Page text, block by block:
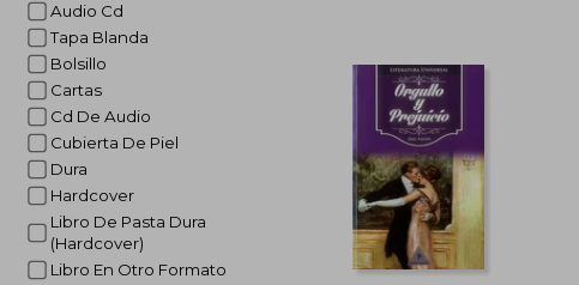
Audio Cd
Tapa Blanda
Bolsillo
Cartas
Cd De Audio
Cubierta De Piel
Dura
Hardcover
Libro De Pasta Dura
(Hardcover)
Libro En Otro Formato